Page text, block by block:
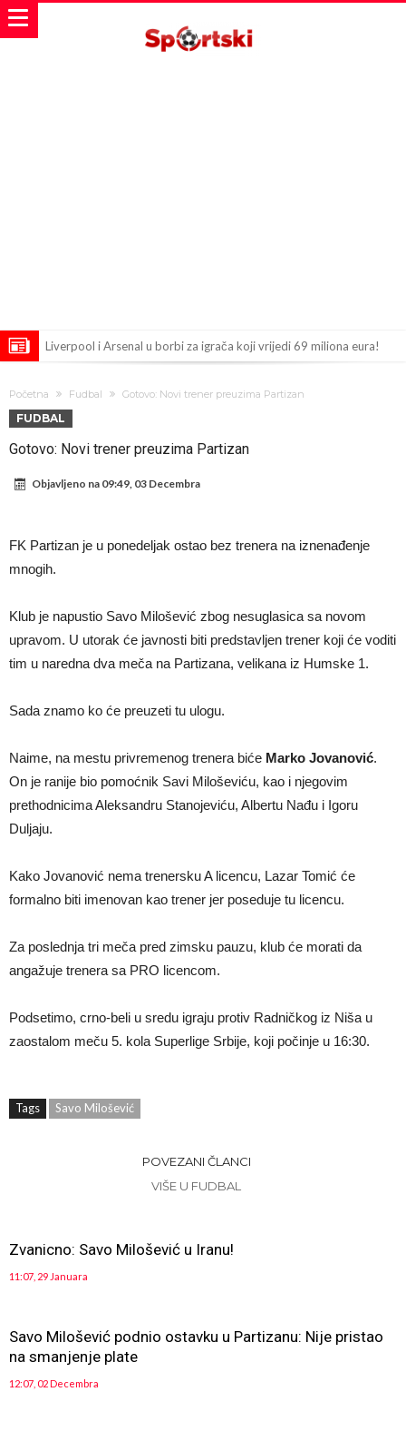
Liverpool i Arsenal u borbi za igrača koji vrijedi 69 miliona eura!
napokon poznat
Engleski reprezentativac optužen za napad u noćnom klubu
Manchester City pronašao idealnu zamjenu za Rodrija
od njih je Messi, znate li ko je drugi?
Прijelom u transferu Romera? Inter nema dovoljno sredstava,
Početna Fudbal Gotovo: Novi trener preuzima Partizan
FUDBAL
Gotovo: Novi trener preuzima Partizan
Objavljeno na 09:49, 03 Decembra
FK Partizan je u ponedeljak ostao bez trenera na iznenađenje
mnogih.
Klub je napustio Savo Milošević zbog nesuglasica sa novom
upravom. U utorak će javnosti biti predstavljen trener koji će voditi
tim u naredna dva meča na Partizana, velikana iz Humske 1.
Sada znamo ko će preuzeti tu ulogu.
Naime, na mestu privremenog trenera biće Marko Jovanović.
On je ranije bio pomoćnik Savi Miloševiću, kao i njegovim
prethodnicima Aleksandru Stanojeviću, Albertu Nađu i Igoru
Duljaju.
Kako Jovanović nema trenersku A licencu, Lazar Tomić će
formalno biti imenovan kao trener jer poseduje tu licencu.
Za poslednja tri meča pred zimsku pauzu, klub će morati da
angažuje trenera sa PRO licencom.
Podsetimo, crno-beli u sredu igraju protiv Radničkog iz Niša u
zaostalom meču 5. kola Superlige Srbije, koji počinje u 16:30.
Tags Savo Milošević
POVEZANI ČLANCI
VIŠE U FUDBAL
Zvanicno: Savo Milošević u Iranu!
11:07, 29 Januara
Savo Milošević podnio ostavku u Partizanu: Nije pristao
na smanjenje plate
12:07, 02 Decembra